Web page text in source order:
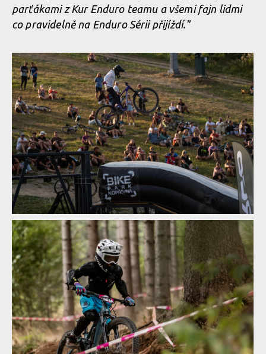
parťákami z Kur Enduro teamu a všemi fajn lidmi
co pravidelně na Enduro Sérii přijíždí."
Norco Enduro Race Morávka - Jára Sijka / Enduroserie.cz
Norco Enduro Race Morávka - Jára Sijka / Enduroserie.cz
Norco Enduro Race Morávka - Jára Sijka / Enduroserie.cz